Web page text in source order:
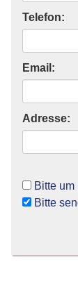
Telefon:
Email:
Adresse:
Bitte
Bitte